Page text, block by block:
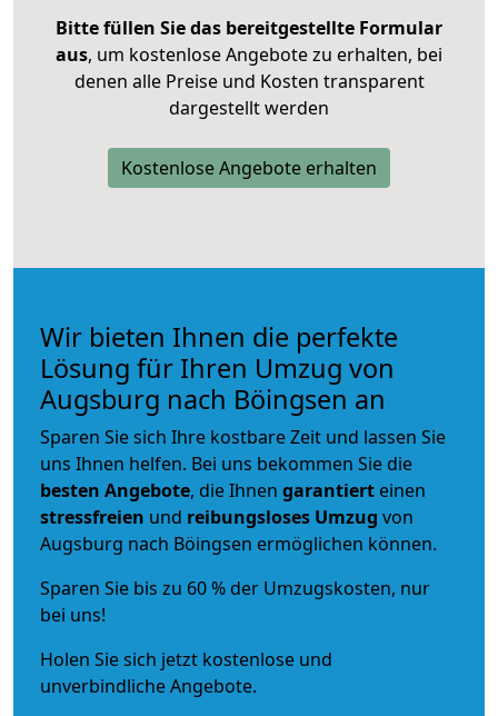
Bitte füllen Sie das bereitgestellte Formular
aus, um kostenlose Angebote zu erhalten, bei
denen alle Preise und Kosten transparent
dargestellt werden
Kostenlose Angebote erhalten
Wir bieten Ihnen die perfekte
Lösung für Ihren Umzug von
Augsburg nach Böingsen an
Sparen Sie sich Ihre kostbare Zeit und lassen Sie
uns Ihnen helfen. Bei uns bekommen Sie die
besten Angebote, die Ihnen garantiert einen
stressfreien und reibungsloses Umzug von
Augsburg nach Böingsen ermöglichen können.
Sparen Sie bis zu 60 % der Umzugskosten, nur
bei uns!
Holen Sie sich jetzt kostenlose und
unverbindliche Angebote.